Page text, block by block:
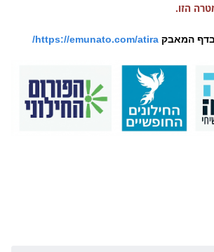
הזו.
בדף המאבק https://emunato.com/atira/